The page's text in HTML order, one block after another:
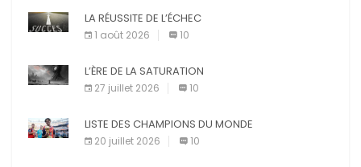
E-mail Imprimer
LA RÉUSSITE DE L’ÉCHEC
1 août 2026 10
L’ÈRE DE LA SATURATION
27 juillet 2026 10
LISTE DES CHAMPIONS DU MONDE
20 juillet 2026 10